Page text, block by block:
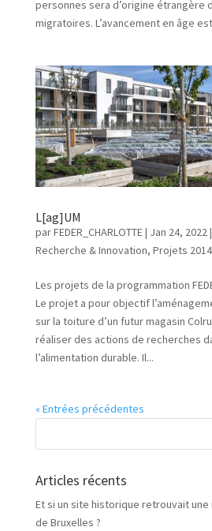
personnes sera d’origine étrangère
migratoires. L’avancement en âge
L[ag]UM
parFEDER_CHARLOTTE| Jan 24, 2022|
Recherche & Innovation, Projets
Les projets de la programmation
Le projet a pour objectif
sur la toiture d’un futur magasin
réaliser des actions de recherches
l’alimentation durable. Il...
« Entrées précédentes
Articles récents
Et si un site historique retrouvait
de Bruxelles ?